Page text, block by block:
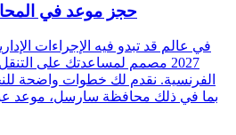
حجز موعد في
في عالم قد تبدو فيه الإجراءات
2027 مصمم لمساعدتك على
الفرنسية. نقدم لك خطوات واضحة
بما في ذلك محافظة سارسل، موعد عبر